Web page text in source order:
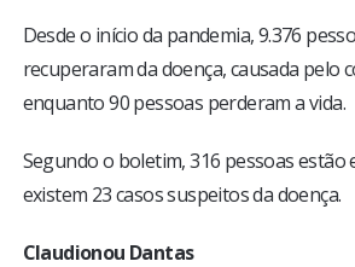
Desde o início da pandemia, 9.376
recuperaram da doença, causada pelo
enquanto 90 pessoas perderam a vida.
Segundo o boletim, 316 pessoas estão
existem 23 casos suspeitos da doença.
Claudionou Dantas